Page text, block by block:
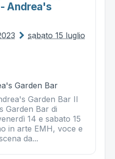
- Andrea's
sabato 15 luglio
Garden Bar
Garden Bar Il
Garden Bar di
14 e sabato 15
in arte EMH, voce e
da...